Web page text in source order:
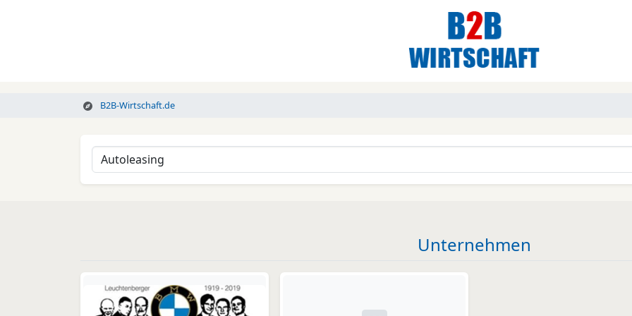
B2B-Wirtschaft.de
Unternehmen